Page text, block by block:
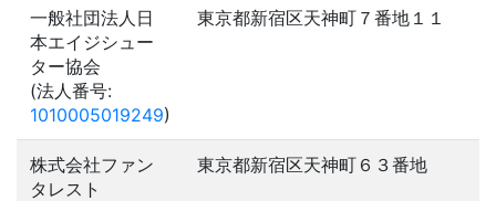
一般社団法人日
本エイジシュー
ター協会
(法人番号:
1010005019249)
東京都新宿区天神町７番地１１
株式会社ファン
タレスト
東京都新宿区天神町６３番地